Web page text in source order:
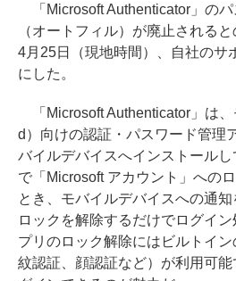
「Microsoft Authenticator」の
（オートフィル）が廃止される
4月25日（現地時間）、自社のサ
にした。
「Microsoft Authenticator」は
d）向けの認証・パスワード管理
バイルデバイスへインストール
で「Microsoft アカウント」への
とき、モバイルデバイスへの通
ロックを解除するだけでログイ
プリのロック解除にはビルトイ
紋認証、顔認証など）が利用可